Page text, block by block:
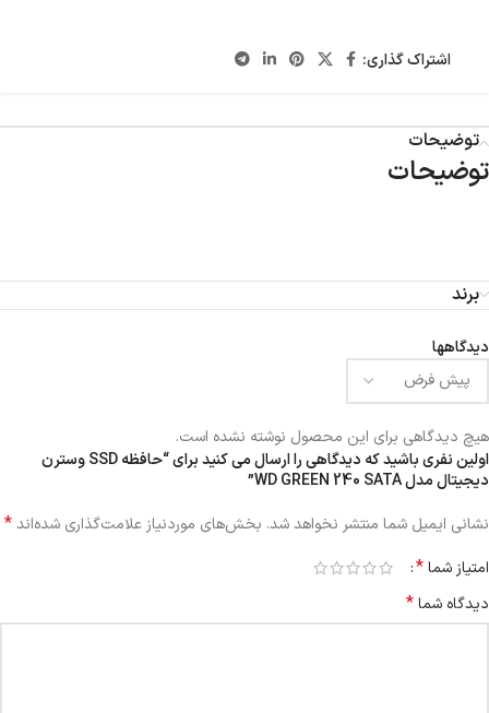
اشتراک گذاری:
توضیحات
توضیحات
برند
دیدگاهها
هیچ دیدگاهی برای این محصول نوشته نشده است.
اولین نفری باشید که دیدگاهی را ارسال می کنید برای “حافظه SSD وسترن
دیجیتال مدل WD GREEN 240 SATA”
نشانی ایمیل شما منتشر نخواهد شد. بخش‌های موردنیاز علامت‌گذاری شده‌اند*
امتیاز شما*
دیدگاه شما*